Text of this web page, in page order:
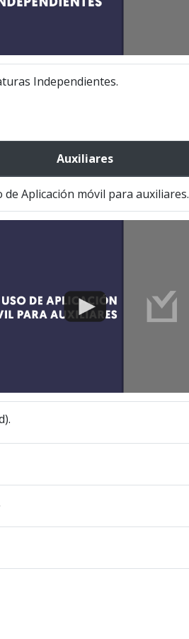
Independientes.
Auxiliares
de Aplicación móvil para auxiliares.